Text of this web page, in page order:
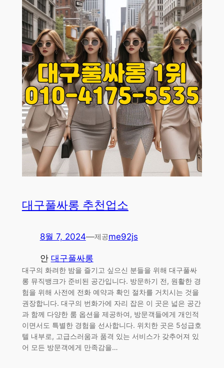
대구풀싸롱 추천업소
8월 7, 2024—제공me92js
안 대구풀싸롱
대구의 화려한 밤을 즐기고 싶으신 분들을 위해 대구풀싸
롱 뮤직뱅크가 준비된 공간입니다. 방문하기 전, 원활한 경
험을 위해 사전에 전화 예약과 확인 절차를 거치시는 것을
권장합니다. 대구의 번화가에 자리 잡은 이 곳은 넓은 공간
과 함께 다양한 룸 옵션을 제공하여, 방문객들에게 개인적
이면서도 특별한 경험을 선사합니다. 위치한 곳은 5성급호
텔 내부로, 고급스러움과 품격 있는 서비스가 갖추어져 있
어 모든 방문객에게 만족감을…